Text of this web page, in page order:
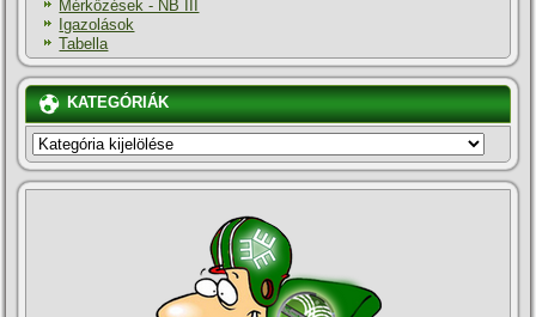
Mérkőzések - NB III
Igazolások
Tabella
KATEGÓRIÁK
KATEGÓRIÁK